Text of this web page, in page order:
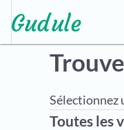
Sélectionnez
Toutes les